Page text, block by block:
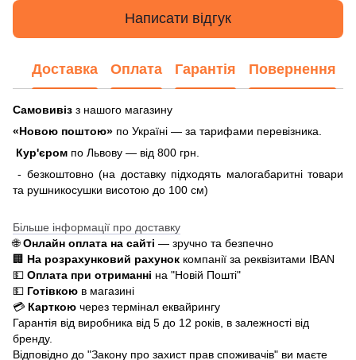
Написати відгук
Доставка Оплата Гарантія Повернення
Самовивіз з нашого магазину
«Новою поштою» по Україні — за тарифами перевізника.
Кур'єром по Львову — від 800 грн.
- безкоштовно (на доставку підходять малогабаритні товари
та рушникосушки висотою до 100 см)
Більше інформації про доставку
🌐Онлайн оплата на сайті — зручно та безпечно
🏢 На розрахунковий рахунок компанії за реквізитами IBAN
💵 Оплата при отриманні на "Новій Пошті"
💵 Готівкою в магазині
💳 Карткою через термінал еквайрингу
Гарантія від виробника від 5 до 12 років, в залежності від
бренду.
Відповідно до "Закону про захист прав споживачів" ви маєте